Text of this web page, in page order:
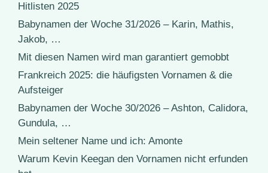
Hitlisten 2025
Babynamen der Woche 31/2026 – Karin, Mathis,
Jakob, …
Mit diesen Namen wird man garantiert gemobbt
Frankreich 2025: die häufigsten Vornamen & die
Aufsteiger
Babynamen der Woche 30/2026 – Ashton, Calidora,
Gundula, …
Mein seltener Name und ich: Amonte
Warum Kevin Keegan den Vornamen nicht erfunden